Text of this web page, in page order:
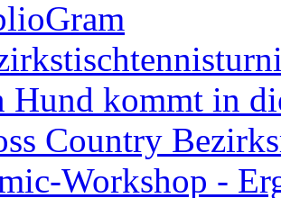
Hund kommt in
Country
Workshop -